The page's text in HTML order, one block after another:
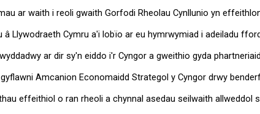
ar waith i reoli gwaith Gorfodi Rheolau Cynllunio yn
â Llywodraeth Cymru a'i lobïo ar eu hymrwymiad i adeiladu
ar dir sy'n eiddo i'r Cyngor a gweithio gyda
Amcanion Economaidd Strategol y Cyngor drwy
effeithiol o ran rheoli a chynnal asedau seilwaith